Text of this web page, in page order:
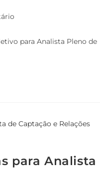
para Analista Pleno de
para Analista